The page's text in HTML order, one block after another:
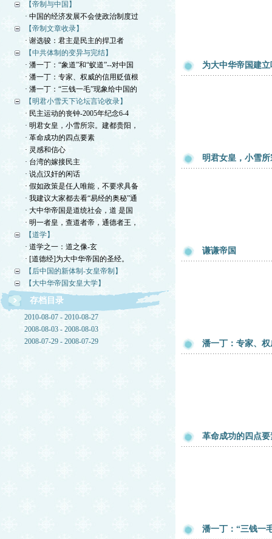
【帝制与中国】
· 中国的经济发展不会使政治制度过
【帝制文章收录】
· 谢选骏：君主是民主的捍卫者
【中共体制的变异与完结】
· 潘一丁：“象道”和“蚁道”--对中国
· 潘一丁：专家、权威的信用贬值根
· 潘一丁：“三钱一毛”现象给中国的
【明君小雪天下论坛言论收录】
· 民主运动的丧钟-2005年纪念6-4
· 明君女皇，小雪所宗。建都贵阳，
· 革命成功的四点要素
· 灵感和信心
· 台湾的嫁接民主
· 说点汉奸的闲话
· 假如政策是任人唯能，不要求具备
· 我建议大家都去看“易经的奥秘”通
· 大中华帝国是道统社会，道 是国
· 明一者皇，查道者帝，通德者王，
【道学】
· 道学之一：道之像-玄
· [道德经]为大中华帝国的圣经。
【后中国的新体制-女皇帝制】
【大中华帝国女皇大学】
存档目录
2010-08-07 - 2010-08-27
2008-08-03 - 2008-08-03
2008-07-29 - 2008-07-29
为大中华帝国建
明君女皇，小雪
谦谦帝国
潘一丁：专家、
革命成功的四点要
潘一丁：“三钱一